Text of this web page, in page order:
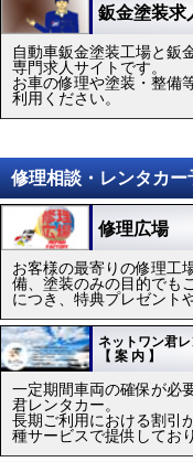
鈑金塗装求
自動車鈑金塗装工場と鈑
専門求人サイトです。
お車の修理や塗装・整備
利用ください。
修理相談・レンタカー
修理広場
お客様の最寄りの修理工
備、塗装のみの目的でも
につき、特典プレゼント
ネットワン君
【 案 内 】
一定期間車両の確保が必
君レンタカー。
長期ご利用における割引
種サービスで提供してお